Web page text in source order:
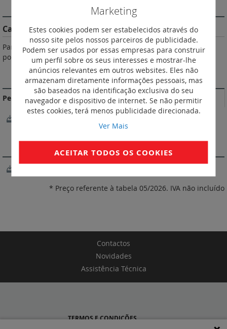
DESCRIÇÃO
Características do Produto
Parte ativa em cobre eletrolítico estanhado. Gola isolante em
polipropileno. De acordo com a norma NF C 63-023.
DOCUMENTAÇÃO DE CONFORMIDADE
Perfil ambiental do produto
SOFTWARE
* Preço referente à tabela 05/2026. IVA não incluído
Contactos
Novidades
Assistência Técnica
Marketing
Estes cookies podem ser estabelecidos através do
nosso site pelos nossos parceiros de publicidade.
Podem ser usados por essas empresas para construir
um perfil sobre os seus interesses e mostrar-lhe
anúncios relevantes em outros websites. Eles não
armazenam diretamente informações pessoais, mas
são baseados na identificação exclusiva do seu
navegador e dispositivo de internet. Se não permitir
estes cookies, terá menos publicidade direcionada.
Ver Mais
ACEITAR TODOS OS COOKIES
TERMOS E CONDIÇÕES